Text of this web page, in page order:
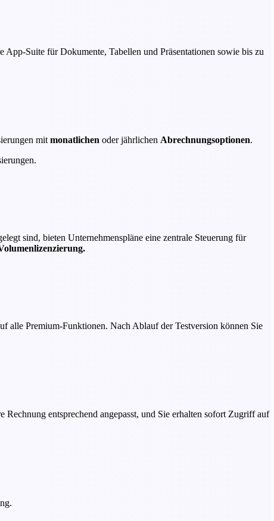
App-Suite für Dokumente, Tabellen und Präsentationen sowie bis zu
mit monatlichen oder jährlichen Abrechnungsoptionen.
sind, bieten Unternehmenspläne eine zentrale Steuerung für
alle Premium-Funktionen. Nach Ablauf der Testversion können Sie
entsprechend angepasst, und Sie erhalten sofort Zugriff auf